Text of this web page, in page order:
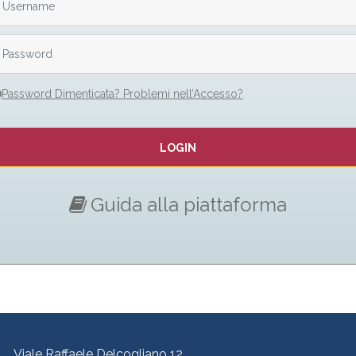
Password Dimenticata? Problemi nell’Accesso?
LOGIN
Guida alla piattaforma